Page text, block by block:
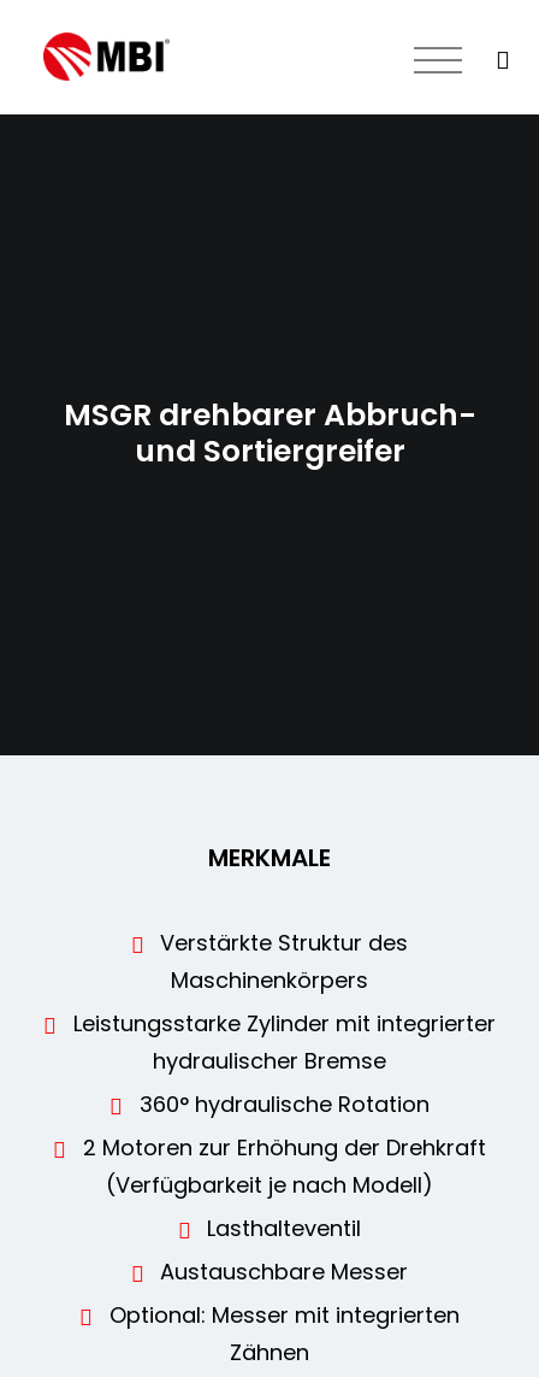
DE
MSGR drehbarer Abbruch-
und Sortiergreifer
MERKMALE
Verstärkte Struktur des
Maschinenkörpers
Leistungsstarke Zylinder mit integrierter
hydraulischer Bremse
360° hydraulische Rotation
2 Motoren zur Erhöhung der Drehkraft
(Verfügbarkeit je nach Modell)
Lasthalteventil
Austauschbare Messer
Optional: Messer mit integrierten
Zähnen